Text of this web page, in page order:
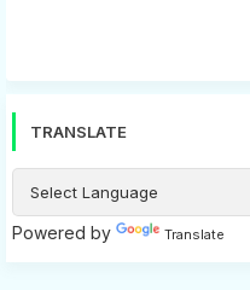
TRANSLATE
Powered by Translate